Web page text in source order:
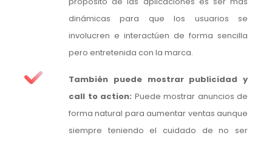
dinámicas para que los usuarios se
involucren e interactúen de forma sencilla
pero entretenida con la marca.
También puede mostrar publicidad y
call to action: Puede mostrar anuncios de
forma natural para aumentar ventas aunque
siempre teniendo el cuidado de no ser